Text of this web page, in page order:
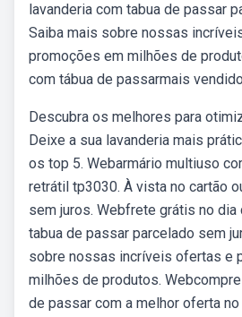
lavanderia com tabua de passar
Saiba mais sobre nossas
promoções em milhões de
com tábua de passarmais
Descubra os melhores para
Deixe a sua lavanderia mais
os top 5. Webarmário multiuso
retrátil tp3030. À vista no cartão
sem juros. Webfrete grátis no dia
tabua de passar parcelado sem
sobre nossas incríveis ofertas e
milhões de produtos.
de passar com a melhor oferta